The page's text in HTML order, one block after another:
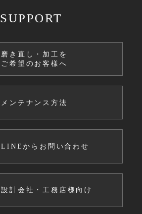
SUPPORT
磨き直し・加工を
ご希望のお客様へ
メンテナンス方法
LINEからお問い合わせ
設計会社・工務店様向け